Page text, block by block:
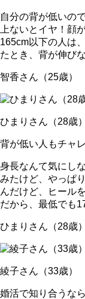
自分の背が低いの
上ないとイヤ！顔
165cm以下の人は
たとき、背が伸び
智香さん（25歳）
ひまりさん（28歳）
背が低い人もチャ
身長なんて気にし
みたけど、やっぱ
んだけど、ヒール
だから、最低でも
ひまりさん（28歳）
綾子さん（33歳）
婚活で知り合うな